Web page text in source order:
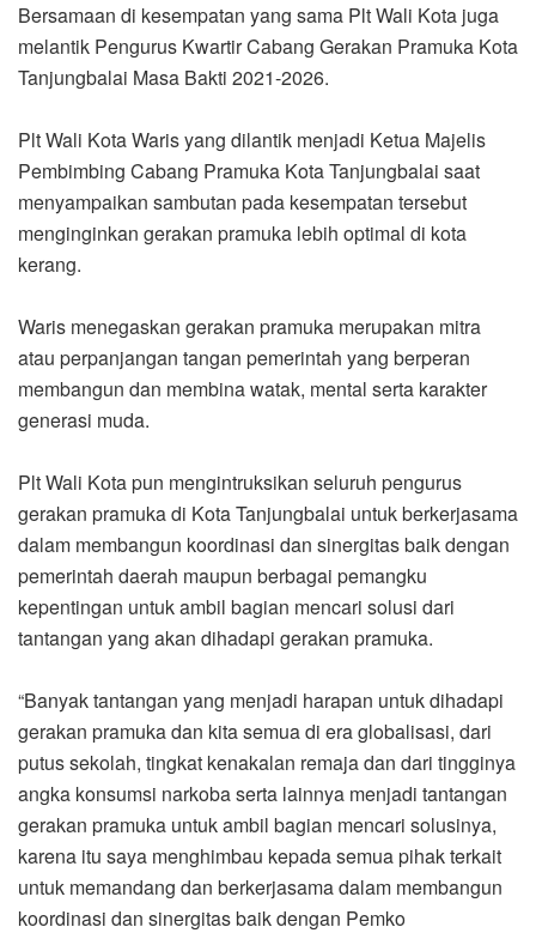
Bersamaan di kesempatan yang sama Plt Wali Kota juga
melantik Pengurus Kwartir Cabang Gerakan Pramuka Kota
Tanjungbalai Masa Bakti 2021-2026.
Plt Wali Kota Waris yang dilantik menjadi Ketua Majelis
Pembimbing Cabang Pramuka Kota Tanjungbalai saat
menyampaikan sambutan pada kesempatan tersebut
menginginkan gerakan pramuka lebih optimal di kota
kerang.
Waris menegaskan gerakan pramuka merupakan mitra
atau perpanjangan tangan pemerintah yang berperan
membangun dan membina watak, mental serta karakter
generasi muda.
Plt Wali Kota pun mengintruksikan seluruh pengurus
gerakan pramuka di Kota Tanjungbalai untuk berkerjasama
dalam membangun koordinasi dan sinergitas baik dengan
pemerintah daerah maupun berbagai pemangku
kepentingan untuk ambil bagian mencari solusi dari
tantangan yang akan dihadapi gerakan pramuka.
“Banyak tantangan yang menjadi harapan untuk dihadapi
gerakan pramuka dan kita semua di era globalisasi, dari
putus sekolah, tingkat kenakalan remaja dan dari tingginya
angka konsumsi narkoba serta lainnya menjadi tantangan
gerakan pramuka untuk ambil bagian mencari solusinya,
karena itu saya menghimbau kepada semua pihak terkait
untuk memandang dan berkerjasama dalam membangun
koordinasi dan sinergitas baik dengan Pemko